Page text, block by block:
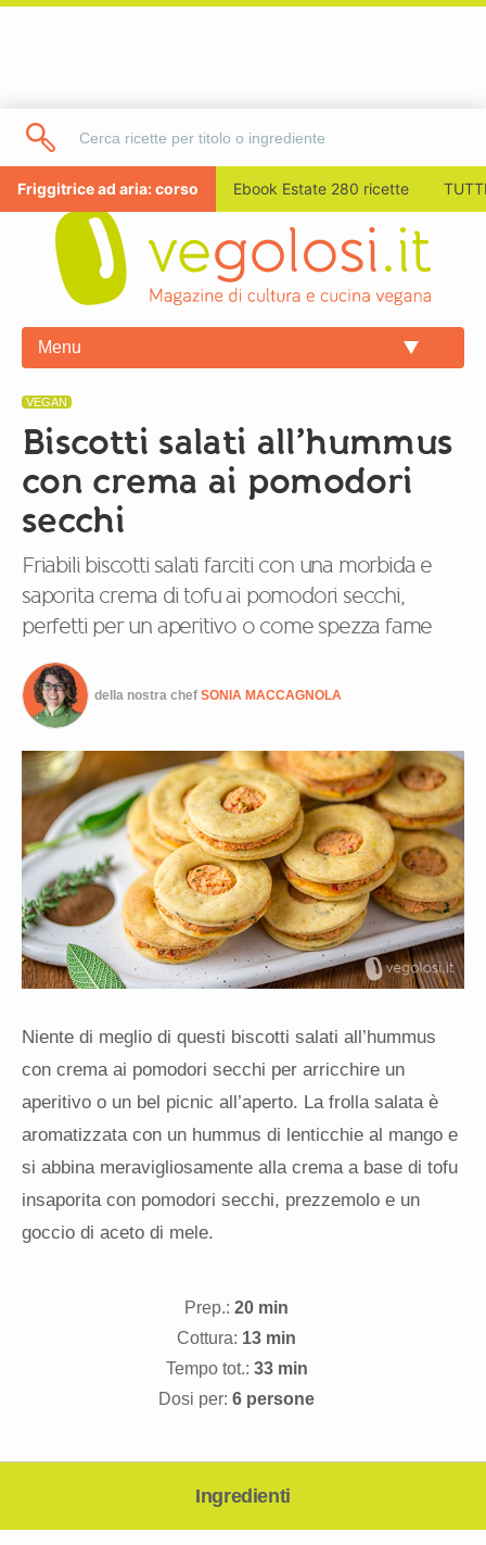
Friggitrice ad aria: corso Ebook Estate 280 ricette
Menu
VEGAN
Biscotti salati all’hummus
con crema ai pomodori
secchi
Friabili biscotti salati farciti con una morbida e
saporita crema di tofu ai pomodori secchi,
perfetti per un aperitivo o come spezza fame
della nostra chef SONIA MACCAGNOLA
Niente di meglio di questi biscotti salati all’hummus
con crema ai pomodori secchi per arricchire un
aperitivo o un bel picnic all’aperto. La frolla salata è
aromatizzata con un hummus di lenticchie al mango e
si abbina meravigliosamente alla crema a base di tofu
insaporita con pomodori secchi, prezzemolo e un
goccio di aceto di mele.
Prep.: 20 min
Cottura: 13 min
Tempo tot.: 33 min
Dosi per: 6 persone
Ingredienti